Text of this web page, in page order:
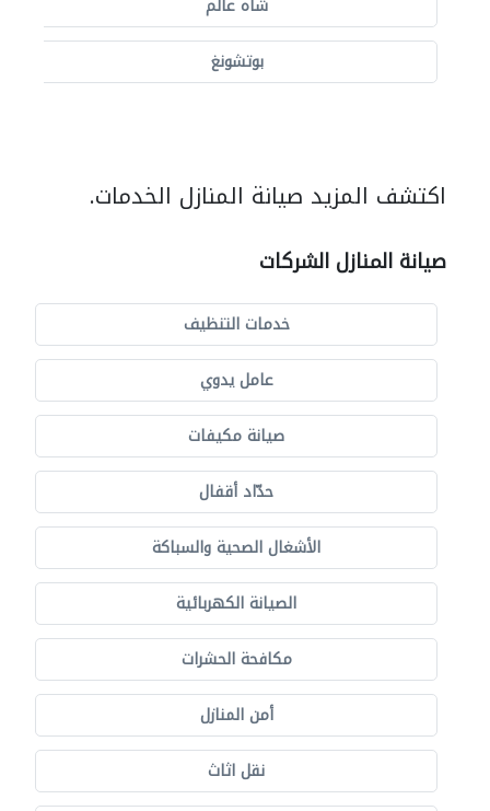
شاه عالم
بوتشونغ
اكتشف المزيد صيانة المنازل الخدمات.
صيانة المنازل الشركات
خدمات التنظيف
عامل يدوي
صيانة مكيفات
حدّاد أقفال
الأشغال الصحية والسباكة
الصيانة الكهربائية
مكافحة الحشرات
أمن المنازل
نقل اثاث